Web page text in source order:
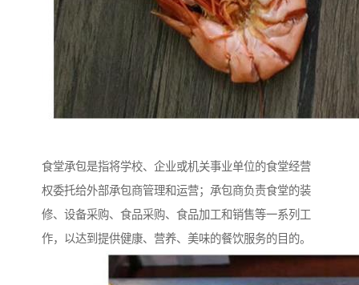
食堂承包是指将学校、企业或机关事业单位的食堂经营
权委托给外部承包商管理和运营；承包商负责食堂的装
修、设备采购、食品采购、食品加工和销售等一系列工
作，以达到提供健康、营养、美味的餐饮服务的目的。